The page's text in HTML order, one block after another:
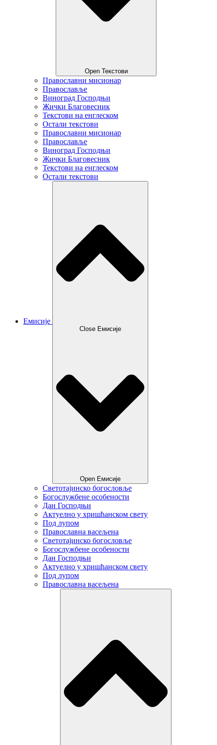
Open Текстови
Православни мисионар
Православље
Виноград Господњи
Жички Благовесник
Текстови на енглеском
Остали текстови
Православни мисионар
Православље
Виноград Господњи
Жички Благовесник
Текстови на енглеском
Остали текстови
Емисије
Close Емисије
Open Емисије
Светотајинско богословље
Богослужбене особености
Дан Господњи
Актуелно у хришћанском свету
Под лупом
Православна васељена
Светотајинско богословље
Богослужбене особености
Дан Господњи
Актуелно у хришћанском свету
Под лупом
Православна васељена